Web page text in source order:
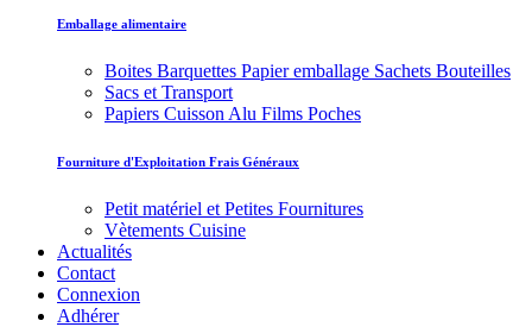
Emballage alimentaire
Boites Barquettes Papier emballage Sachets Bouteilles
Sacs et Transport
Papiers Cuisson Alu Films Poches
Fourniture d'Exploitation Frais Généraux
Petit matériel et Petites Fournitures
Vètements Cuisine
Actualités
Contact
Connexion
Adhérer